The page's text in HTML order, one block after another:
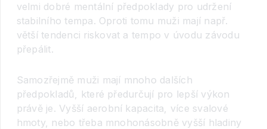
velmi dobré mentální předpoklady pro udržení
stabilního tempa. Oproti tomu muži mají např.
větší tendenci riskovat a tempo v úvodu závodu
přepálit.
Samozřejmě muži mají mnoho dalších
předpokladů, které předurčují pro lepší výkon
právě je. Vyšší aerobní kapacita, více svalové
hmoty, nebo třeba mnohonásobně vyšší hladiny